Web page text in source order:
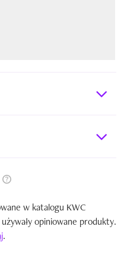
w katalogu KWC
opiniowane produkty.
.